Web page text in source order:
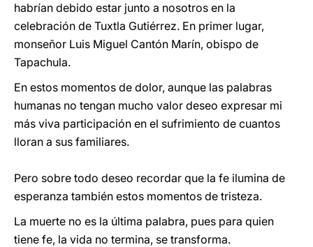
habrían debido estar junto a nosotros en la
celebración de Tuxtla Gutiérrez. En primer lugar,
monseñor Luis Miguel Cantón Marín, obispo de
Tapachula.
En estos momentos de dolor, aunque las palabras
humanas no tengan mucho valor deseo expresar mi
más viva participación en el sufrimiento de cuantos
lloran a sus familiares.
Pero sobre todo deseo recordar que la fe ilumina de
esperanza también estos momentos de tristeza.
La muerte no es la última palabra, pues para quien
tiene fe, la vida no termina, se transforma.